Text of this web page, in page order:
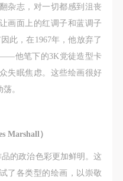
杂志，对一切都感到沮丧
画面上的红调子和蓝调子
此，在1967年，他放弃了
他笔下的3K党徒造型卡
失眠焦虑。这些绘画很好
。
Marshall）
的政治色彩更加鲜明。这
了各类型的绘画，以崇敬
术学院公共教育部所
地域范围
有甲方肖像的作品内
②中央美术学院校园
学院图书出版、销售
术学院公共教育部所
地域范围
有甲方肖像的作品内
②中央美术学院校园
学院图书出版、销售
术学院公共教育部所
地域范围
有甲方肖像的作品内
②中央美术学院校园
学院图书出版、销售